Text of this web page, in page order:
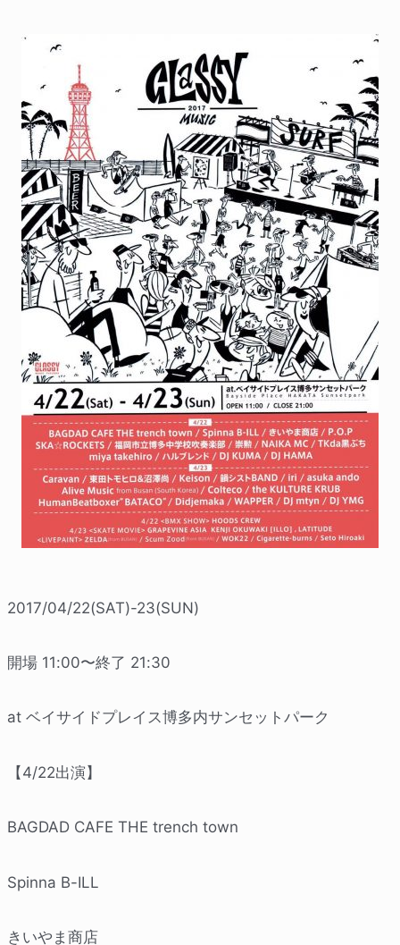
2017/04/22(SAT)-23(SUN)
開場 11:00〜終了 21:30
at ベイサイドプレイス博多内サンセットパーク
【4/22出演】
BAGDAD CAFE THE trench town
Spinna B-ILL
きいやま商店